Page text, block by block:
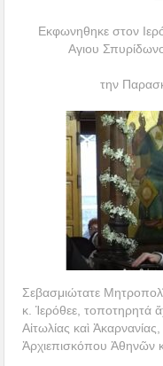
Εκφωνηθηκε στον
Αγιου
την
Σεβασμιώτατε
κ. Ἱερόθεε, τοποτηρητά
Αἰτωλίας καὶ
Ἀρχιεπισκόπου Ἀθηνῶν